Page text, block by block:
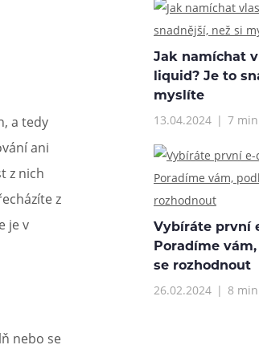
a tedy
ani
z nich
z
je v
nebo se
Jak namíchat
liquid? Je to
myslíte
13.04.2024 7
Vybíráte první
Poradíme
se rozhodnout
26.02.2024 8